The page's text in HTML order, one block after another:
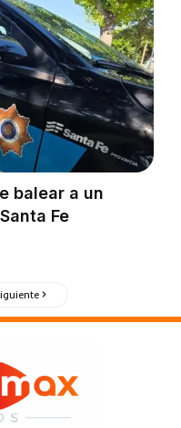
balear a un
Fe